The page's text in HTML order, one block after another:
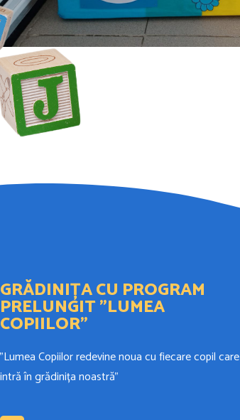
GRĂDINIȚA CU PROGRAM
PRELUNGIT ”LUMEA
COPIILOR”
”Lumea Copiilor redevine noua cu fiecare copil care
intră în grădinița noastră”